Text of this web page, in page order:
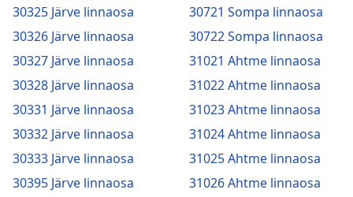
30325 Järve linnaosa
30326 Järve linnaosa
30327 Järve linnaosa
30328 Järve linnaosa
30331 Järve linnaosa
30332 Järve linnaosa
30333 Järve linnaosa
30395 Järve linnaosa
30721 Sompa linnaosa
30722 Sompa linnaosa
31021 Ahtme linnaosa
31022 Ahtme linnaosa
31023 Ahtme linnaosa
31024 Ahtme linnaosa
31025 Ahtme linnaosa
31026 Ahtme linnaosa